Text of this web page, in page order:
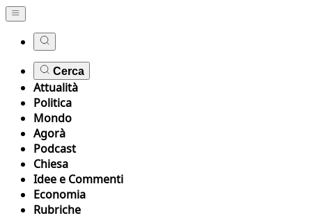
Cerca
Attualità
Politica
Mondo
Agorà
Podcast
Chiesa
Idee e Commenti
Economia
Rubriche